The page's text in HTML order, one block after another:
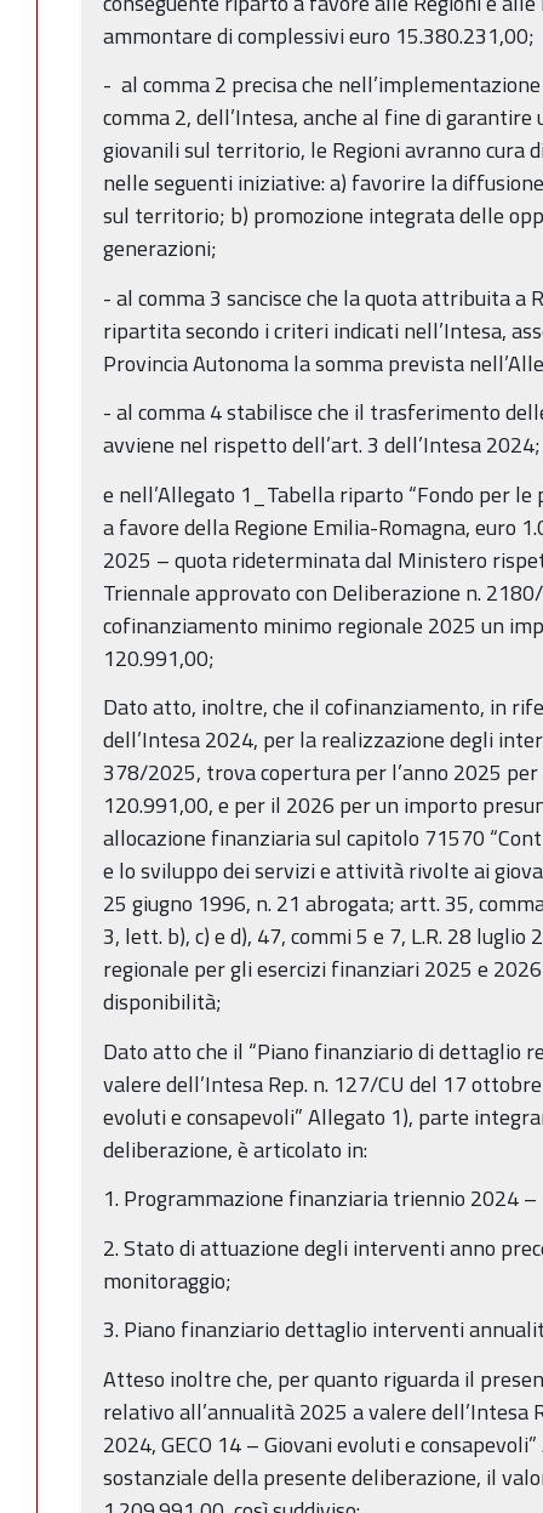
ammontare di complessivi euro 15.380.231,00;
- al comma 2 precisa che
comma 2, dell’Intesa, anche al fine di
giovanili sul territorio, le Regioni avranno cura
nelle seguenti iniziative: a) favorire la
sul territorio; b) promozione integrata delle
generazioni;
- al comma 3 sancisce che la quota attribuita a
ripartita secondo i criteri indicati nell’Intesa,
Provincia Autonoma la somma prevista
- al comma 4 stabilisce che il trasferimento
avviene nel rispetto dell’art. 3 dell’Intesa 2024;
e nell’Allegato 1_Tabella riparto “Fondo per le
a favore della Regione Emilia-Romagna, euro
2025 – quota rideterminata dal Ministero
Triennale approvato con Deliberazione n.
cofinanziamento minimo regionale 2025 un
120.991,00;
Dato atto, inoltre, che il cofinanziamento, in
dell’Intesa 2024, per la realizzazione degli
378/2025, trova copertura per l’anno 2025
120.991,00, e per il 2026 per un importo
allocazione finanziaria sul capitolo 71570
e lo sviluppo dei servizi e attività rivolte ai
25 giugno 1996, n. 21 abrogata; artt. 35,
3, lett. b), c) e d), 47, commi 5 e 7, L.R. 28 luglio
regionale per gli esercizi finanziari 2025 e
disponibilità;
Dato atto che il “Piano finanziario di dettaglio
valere dell’Intesa Rep. n. 127/CU del 17
evoluti e consapevoli” Allegato 1), parte
deliberazione, è articolato in:
1. Programmazione finanziaria triennio 2024
2. Stato di attuazione degli interventi anno
monitoraggio;
3. Piano finanziario dettaglio interventi
Atteso inoltre che, per quanto riguarda il
relativo all’annualità 2025 a valere dell’Intesa
2024, GECO 14 – Giovani evoluti e
sostanziale della presente deliberazione, il